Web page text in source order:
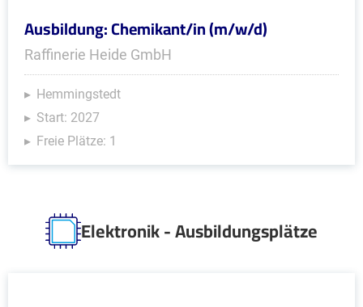
Ausbildung: Chemikant/in (m/w/d)
Raffinerie Heide GmbH
Hemmingstedt
Start: 2027
Freie Plätze: 1
Elektronik - Ausbildungsplätze